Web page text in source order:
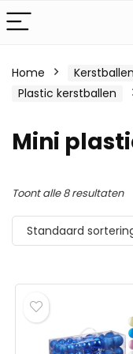
Home
Plastic kerstballen
Mini
Toont alle 8 resultaten
Standaard